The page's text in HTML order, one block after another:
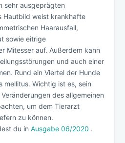
sehr ausgeprägten
Hautbild weist krankhafte
Haarausfall,
sowie eitrige
Mitesser auf. Außerdem kann
und auch einer
Rund ein Viertel der Hunde
mellitus. Wichtig ist es, sein
des allgemeinen
um dem Tierarzt
zu können.
du inAusgabe 06/2020 .